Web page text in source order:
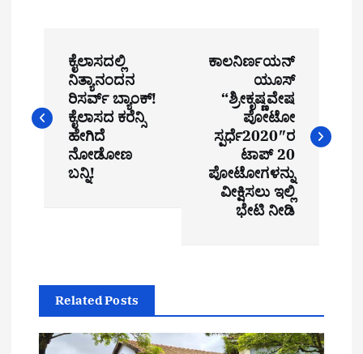
s
a
ಕೈಲಾಸದಲ್ಲಿ
ನಿತ್ಯಾನಂದನ
ರಿಸರ್ವ್ ಬ್ಯಾಂಕ್!
ಕೈಲಾಸದ ಕರೆನ್ಸಿ
ಹೇಗಿದೆ
ನೋಡೋಣ
ಬನ್ನಿ!
ಕಾಲನಿರ್ಣಯನ್
ಯೂಸ್
“ಶ್ರೀಕೃಷ್ಣವೇಷ
ಪೋಟೋ
ಸ್ಪರ್ಧೆ2020″ರ
ಟಾಪ್ 20
ಪೋಟೋಗಳನ್ನು
ವೀಕ್ಷಿಸಲು ಇಲ್ಲಿ
ಭೇಟಿ ನೀಡಿ
Related Posts